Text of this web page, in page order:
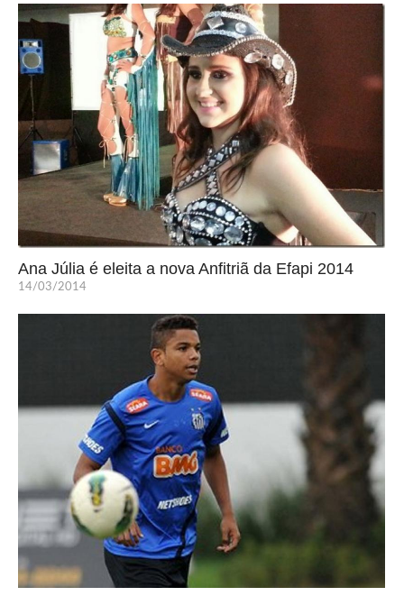
Ana Júlia é eleita a nova Anfitriã da Efapi 2014
14/03/2014